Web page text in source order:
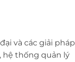
và các giải pháp
hệ thống quản lý